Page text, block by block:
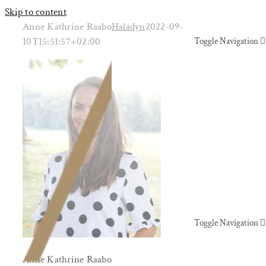
Skip to content
Toggle Navigation
Toggle Navigation
Yoga & Bevægelse
Behandling
Events
Uddannelser & kurser
Lokaler
Anne Kathrine RaaboHaladyn2022-09-
10T15:51:57+02:00
Anne Kathrine Raabo